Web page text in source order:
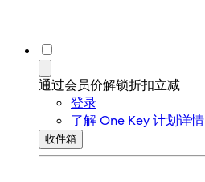
通过会员价解锁折扣立减
登录
了解 One Key 计划详情
收件箱